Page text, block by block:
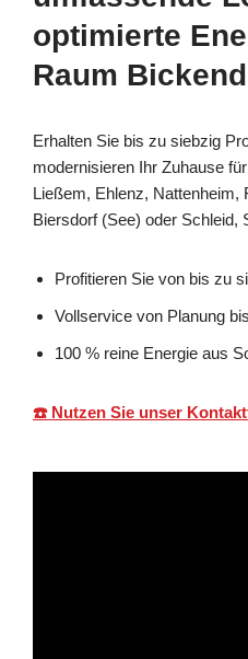
optimierte
Raum
Erhalten Sie bis zu siebzig
modernisieren Ihr Zuhause
Ließem, Ehlenz, Nattenheim,
Biersdorf (See) oder Schleid,
Profitieren Sie von bis zu
Vollservice von Planung
100 % reine Energie aus
☎️ Nutzen Sie unser